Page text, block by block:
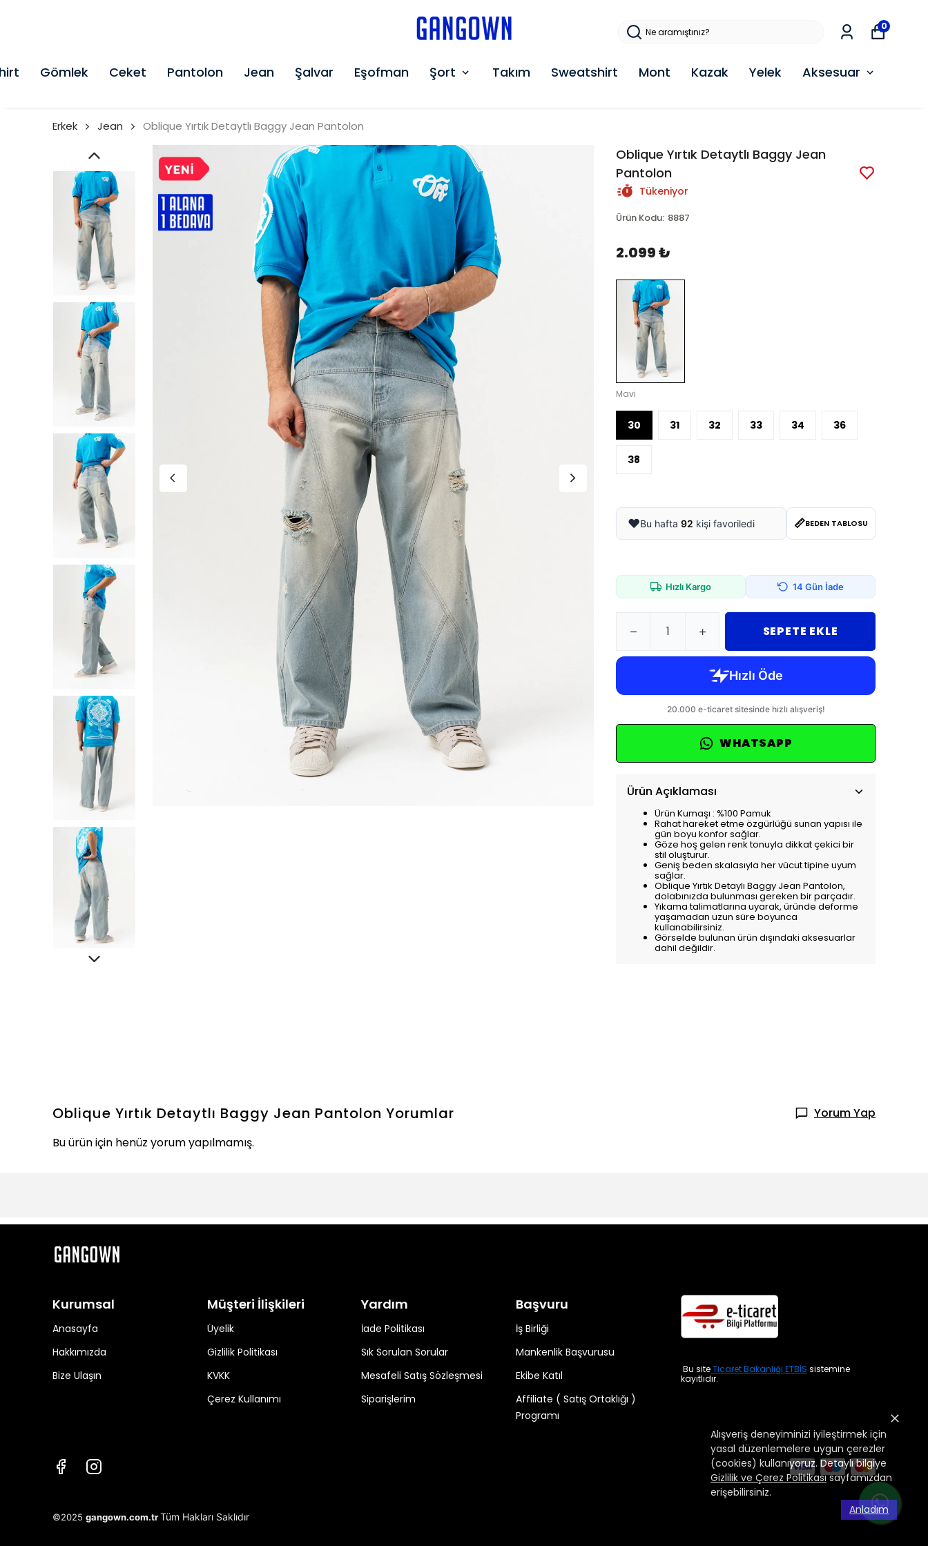
Gömlek Ceket Pantolon Jean Şalvar Eşofman Şort Takım Sweatshirt Mont Kazak Yelek Aksesuar
0
Alışveriş deneyiminizi iyileştirmek için
yasal düzenlemelere uygun çerezler
(cookies) kullanıyoruz. Detaylı bilgiye
Gizlilik ve Çerez Politikasısayfamızdan
erişebilirsiniz.
Anladım
Erkek Jean Oblique Yırtık Detaytlı Baggy Jean Pantolon
Oblique Yırtık Detaytlı Baggy Jean
Pantolon
Tükeniyor
Ürün Kodu: 8887
2.099 ₺
Mavi
30 31 32 33 34 36
38
❤️Bu hafta 92 kişi favoriledi 📏BEDEN TABLOSU
Hızlı Kargo 14 Gün İade
SEPETE EKLE
WHATSAPP
Ürün Açıklaması
Ürün Kumaşı : %100 Pamuk
Rahat hareket etme özgürlüğü sunan yapısı ile
gün boyu konfor sağlar.
Göze hoş gelen renk tonuyla dikkat çekici bir
stil oluşturur.
Geniş beden skalasıyla her vücut tipine uyum
sağlar.
Oblique Yırtık Detaylı Baggy Jean Pantolon,
dolabınızda bulunması gereken bir parçadır.
Yıkama talimatlarına uyarak, üründe deforme
yaşamadan uzun süre boyunca
kullanabilirsiniz.
Görselde bulunan ürün dışındaki aksesuarlar
dahil değildir.
Oblique Yırtık Detaytlı Baggy Jean Pantolon Yorumlar
Yorum Yap
Bu ürün için henüz yorum yapılmamış.
Kurumsal
Anasayfa
Hakkımızda
Bize Ulaşın
Müşteri İlişkileri
Üyelik
Gizlilik Politikası
KVKK
Çerez Kullanımı
Yardım
İade Politikası
Sık Sorulan Sorular
Mesafeli Satış Sözleşmesi
Siparişlerim
Başvuru
İş Birliği
Mankenlik Başvurusu
Ekibe Katıl
Affiliate ( Satış Ortaklığı )
Programı
Bu siteTicaret Bakanlığı ETBİS sistemine
kayıtlıdır.
©2025 gangown.com.trTüm Hakları Saklıdır